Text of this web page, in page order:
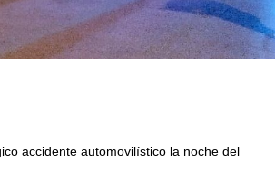
accidente automovilístico la noche del